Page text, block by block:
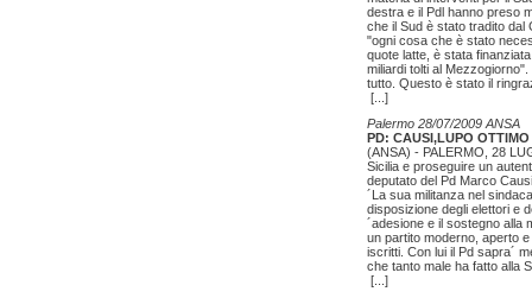
destra e il Pdl hanno preso
che il Sud è stato tradito
"ogni cosa che è stato
quote latte, è stata
miliardi tolti al
tutto. Questo è stato il
[...]
Palermo 28/07/2009 ANSA
PD: CAUSI,LUPO
(ANSA) - PALERMO, 28
Sicilia e proseguire un
deputato del Pd Marco
´La sua militanza nel
disposizione degli elettori e
´adesione e il sostegno alla
un partito moderno, aperto
iscritti. Con lui il Pd sapra´
che tanto male ha fatto alla
[...]